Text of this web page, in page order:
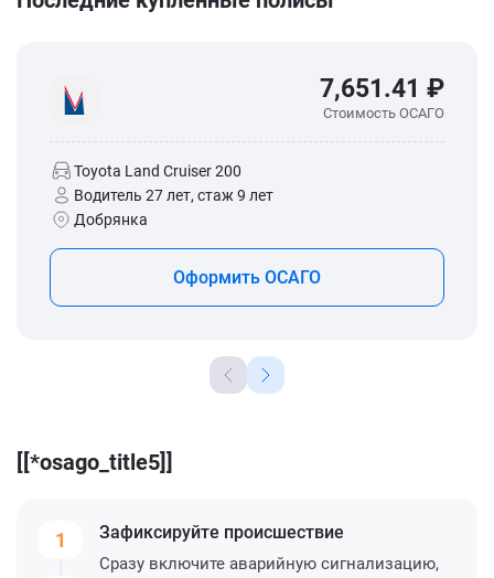
7,651.41 ₽
Стоимость ОСАГО
Toyota Land Cruiser 200
Водитель 27 лет, стаж 9 лет
Добрянка
Оформить ОСАГО
[[*osago_title5]]
1 Зафиксируйте происшествие
Сразу включите аварийную сигнализацию,